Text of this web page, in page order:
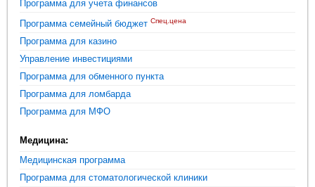
Программа для учета финансов
Программа семейный бюджет Спец.цена
Программа для казино
Управление инвестициями
Программа для обменного пункта
Программа для ломбарда
Программа для МФО
Медицина:
Медицинская программа
Программа для стоматологической клиники